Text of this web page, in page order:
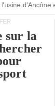
d'Ancône
sur la